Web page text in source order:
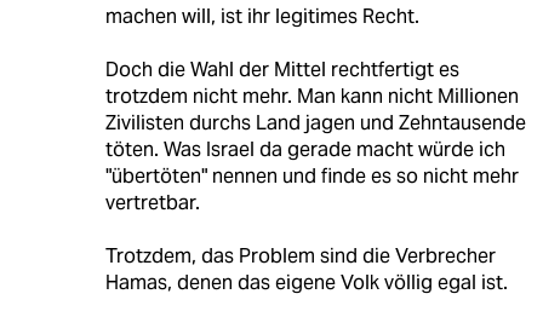
machen will, ist ihr legitimes Recht.
Doch die Wahl der Mittel rechtfertigt es
trotzdem nicht mehr. Man kann nicht Millionen
Zivilisten durchs Land jagen und Zehntausende
töten. Was Israel da gerade macht würde ich
"übertöten" nennen und finde es so nicht mehr
vertretbar.
Trotzdem, das Problem sind die Verbrecher
Hamas, denen das eigene Volk völlig egal ist.